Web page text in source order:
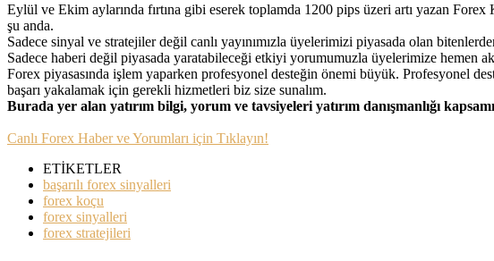
Eylül ve Ekim aylarında fırtına gibi eserek toplamda 1200 pips üzeri artı yazan
şu anda.
Sadece sinyal ve stratejiler değil canlı yayınımızla üyelerimizi piyasada olan
Sadece haberi değil piyasada yaratabileceği etkiyi yorumumuzla üyelerimize hemen
Forex piyasasında işlem yaparken profesyonel desteğin önemi büyük. Profesyonel
başarı yakalamak için gerekli hizmetleri biz size sunalım.
Burada yer alan yatırım bilgi, yorum ve tavsiyeleri yatırım danışmanlığı
Canlı Forex Haber ve Yorumları için Tıklayın!
ETİKETLER
başarılı forex sinyalleri
forex koçu
forex sinyalleri
forex stratejileri